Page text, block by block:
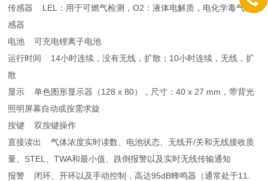
传感器 LEL：用于可燃气检测，O2：液体电解质，电化学毒气传
感器
电池 可充电锂离子电池
运行时间 14小时连续，没有无线，扩散；10小时连续，无线，扩
散
显示 单色图形显示器（128 x 80），尺寸：40 x 27 mm，带背光
照明屏幕自动或按需求旋
按键 双按键操作
直接读出 气体浓度实时读数、电池状态、无线开/关和无线接收质
量、STEL、TWA和最小值、跌倒报警以及实时无线传输通知
报警 闭环、开环以及手动控制，高达95dB蜂鸣器（通常处于11.